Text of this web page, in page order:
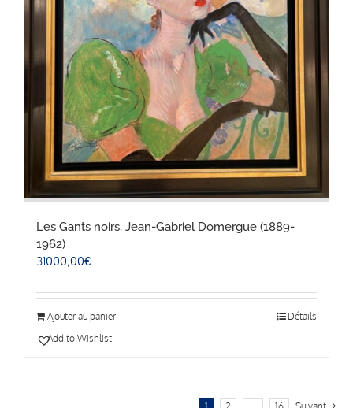
Les Gants noirs, Jean-Gabriel Domergue (1889-
1962)
31000,00€
Ajouter au panier
Détails
Add to Wishlist